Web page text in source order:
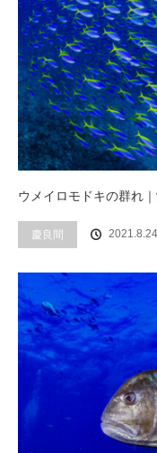
ウメイロモドキの群れ
慶良間 2021.8.24